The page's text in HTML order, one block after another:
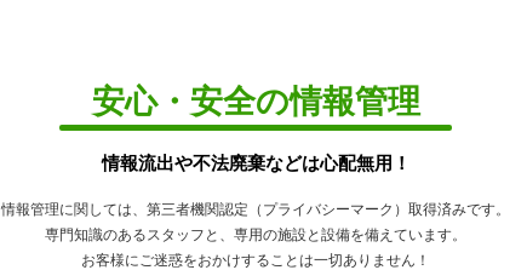
安心・安全の情報管理
情報流出や不法廃棄などは心配無用！
情報管理に関しては、第三者機関認定（プライバシーマーク）取得済みです。
専門知識のあるスタッフと、専用の施設と設備を備えています。
お客様にご迷惑をおかけすることは一切ありません！